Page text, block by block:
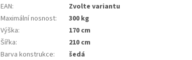
EAN:
Zvolte variantu
Maximální nosnost:
300 kg
Výška:
170 cm
Šířka:
210 cm
Barva konstrukce:
šedá